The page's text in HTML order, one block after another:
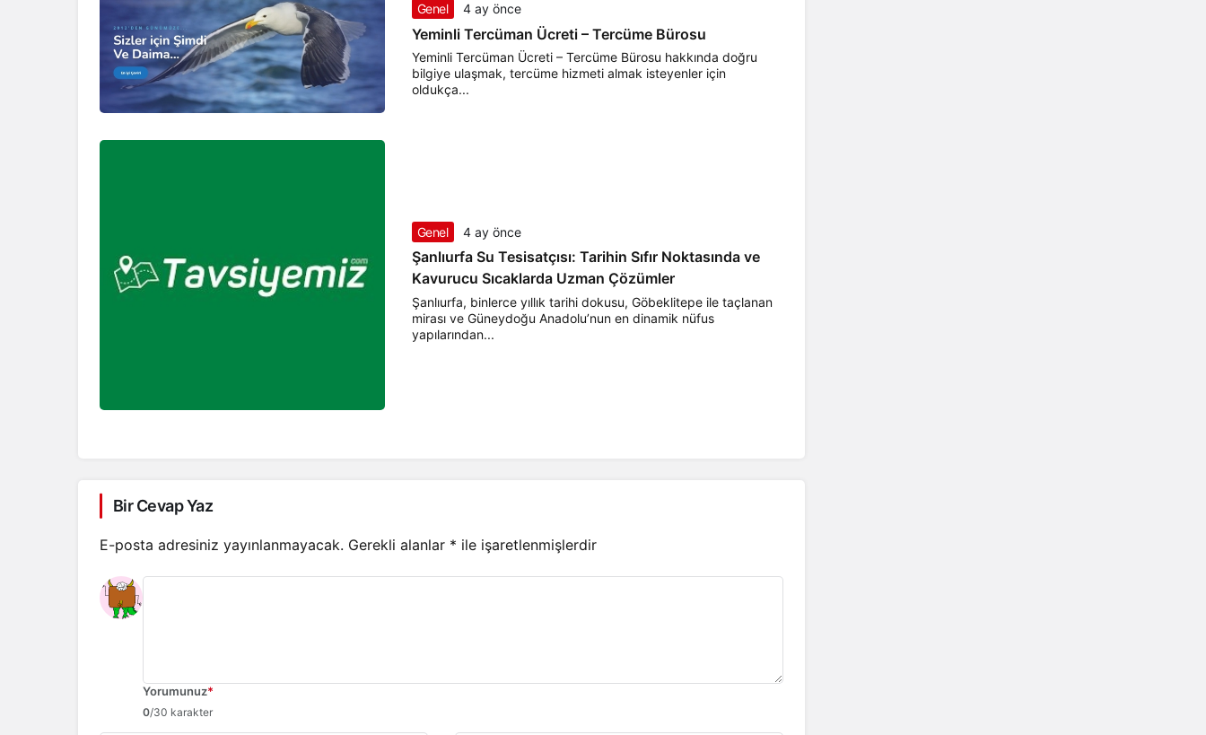
Genel 4 ay önce
Yeminli Tercüman Ücreti – Tercüme Bürosu
Yeminli Tercüman Ücreti – Tercüme Bürosu hakkında doğru
bilgiye ulaşmak, tercüme hizmeti almak isteyenler için
oldukça...
Genel 4 ay önce
Şanlıurfa Su Tesisatçısı: Tarihin Sıfır Noktasında ve
Kavurucu Sıcaklarda Uzman Çözümler
Şanlıurfa, binlerce yıllık tarihi dokusu, Göbeklitepe ile taçlanan
mirası ve Güneydoğu Anadolu’nun en dinamik nüfus
yapılarından...
Bir Cevap Yaz
E-posta adresiniz yayınlanmayacak. Gerekli alanlar * ile işaretlenmişlerdir
Yorumunuz*
0/30 karakter